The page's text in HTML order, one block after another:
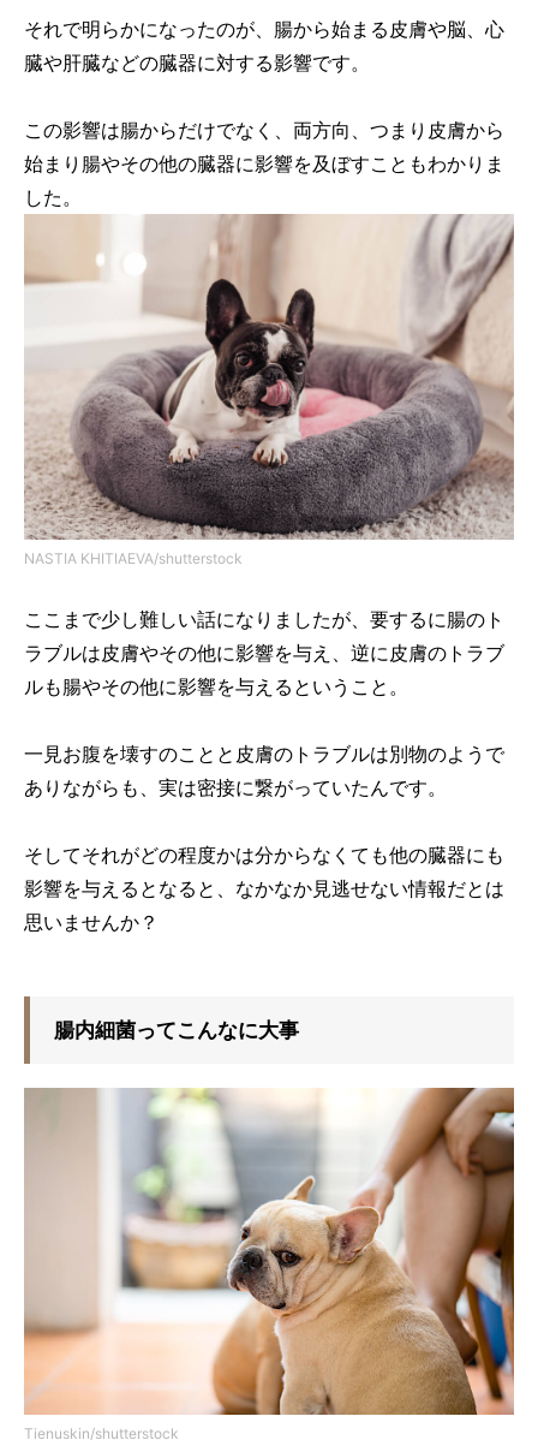
それで明らかになったのが、腸から始まる皮膚や脳、心
臓や肝臓などの臓器に対する影響です。
この影響は腸からだけでなく、両方向、つまり皮膚から
始まり腸やその他の臓器に影響を及ぼすこともわかりま
した。
NASTIA KHITIAEVA/shutterstock
ここまで少し難しい話になりましたが、要するに腸のト
ラブルは皮膚やその他に影響を与え、逆に皮膚のトラブ
ルも腸やその他に影響を与えるということ。
一見お腹を壊すのことと皮膚のトラブルは別物のようで
ありながらも、実は密接に繋がっていたんです。
そしてそれがどの程度かは分からなくても他の臓器にも
影響を与えるとなると、なかなか見逃せない情報だとは
思いませんか？
腸内細菌ってこんなに大事
Tienuskin/shutterstock